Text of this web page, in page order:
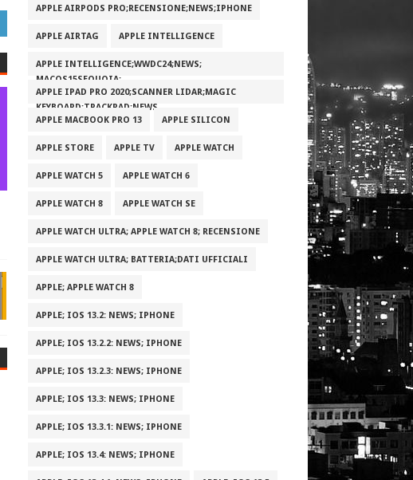
APPLE AIRPODS PRO;RECENSIONE;NEWS;IPHONE
APPLE AIRTAG APPLE INTELLIGENCE
APPLE INTELLIGENCE;WWDC24;NEWS;
MACOS15SEQUOIA;
APPLE IPAD PRO 2020;SCANNER LIDAR;MAGIC
KEYBOARD;TRACKPAD;NEWS
APPLE MACBOOK PRO 13
APPLE SILICON
APPLE STORE APPLE TV APPLE WATCH
APPLE WATCH 5 APPLE WATCH 6
APPLE WATCH 8 APPLE WATCH SE
APPLE WATCH ULTRA; APPLE WATCH 8; RECENSIONE
APPLE WATCH ULTRA; BATTERIA;DATI UFFICIALI
APPLE; APPLE WATCH 8
APPLE; IOS 13.2: NEWS; IPHONE
APPLE; IOS 13.2.2: NEWS; IPHONE
APPLE; IOS 13.2.3: NEWS; IPHONE
APPLE; IOS 13.3: NEWS; IPHONE
APPLE; IOS 13.3.1: NEWS; IPHONE
APPLE; IOS 13.4: NEWS; IPHONE